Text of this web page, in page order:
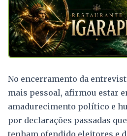
No encerramento da
mais pessoal, afirmou estar
amadurecimento político e
por declarações passadas
tenham ofendido eleitores e